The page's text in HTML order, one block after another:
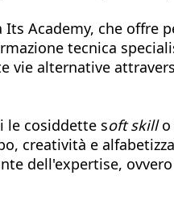
Academy, che offre
tecnica
vie alternative
le cosiddette soft skillo
creatività e
dell'expertise,